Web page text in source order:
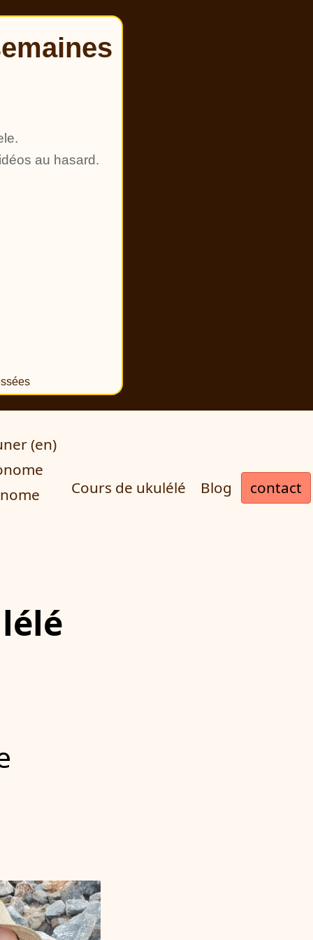
au hasard.
(en)
Cours de ukulélé Blog contact